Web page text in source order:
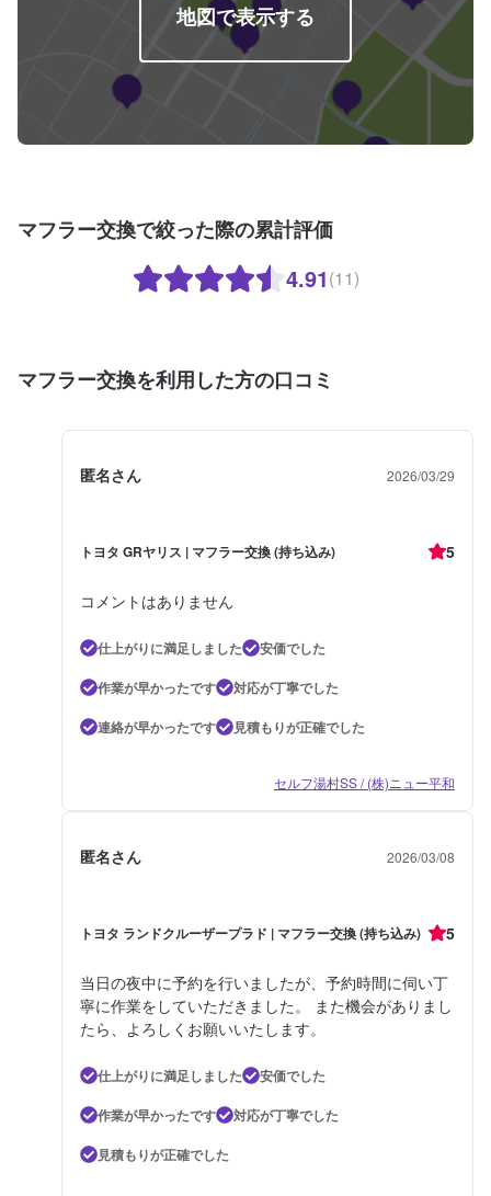
地図で表示する
マフラー交換で絞った際の累計評価
4.91(11)
マフラー交換を利用した方の口コミ
匿名さん 2026/03/29
トヨタ GRヤリス | マフラー交換 (持ち込み) 5
コメントはありません
仕上がりに満足しました
安価でした
作業が早かったです
対応が丁寧でした
連絡が早かったです
見積もりが正確でした
セルフ湯村SS / (株)ニュー平和
匿名さん 2026/03/08
トヨタ ランドクルーザープラド | マフラー交換 (持ち込み) 5
当日の夜中に予約を行いましたが、予約時間に伺い丁
寧に作業をしていただきました。 また機会がありまし
たら、よろしくお願いいたします。
仕上がりに満足しました
安価でした
作業が早かったです
対応が丁寧でした
見積もりが正確でした